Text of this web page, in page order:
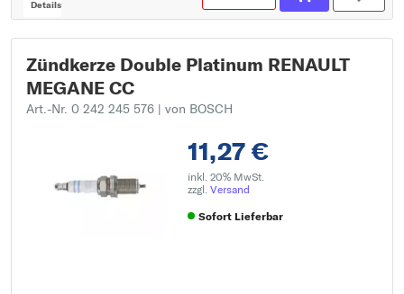
Details
Zündkerze Double Platinum RENAULT
MEGANE CC
Art.-Nr. 0 242 245 576 | von BOSCH
11,27 €
inkl. 20% MwSt.
zzgl. Versand
Sofort Lieferbar